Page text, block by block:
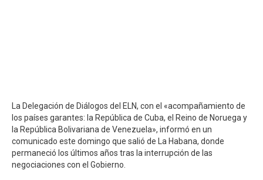
La Delegación de Diálogos del ELN, con el «acompañamiento de
los países garantes: la República de Cuba, el Reino de Noruega y
la República Bolivariana de Venezuela», informó en un
comunicado este domingo que salió de La Habana, donde
permaneció los últimos años tras la interrupción de las
negociaciones con el Gobierno.